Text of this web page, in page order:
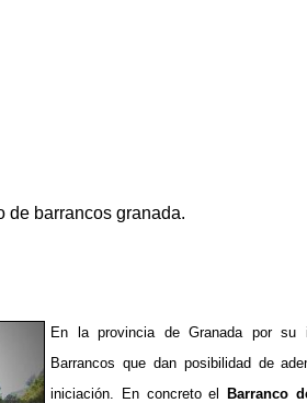
de barrancos granada.
En la provincia de Granada por su
Barrancos que dan posibilidad de
iniciación.
En concreto el Barranco